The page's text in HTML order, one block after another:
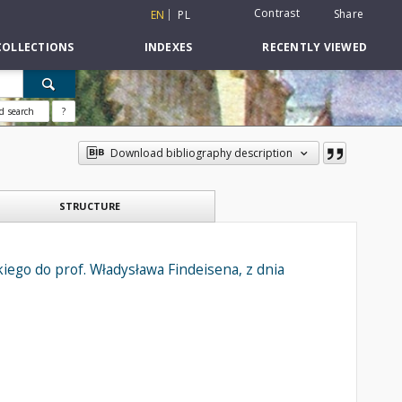
EN PL Contrast Share
INDEXES RECENTLY VIEWED
search ?
Download bibliography description
STRUCTURE
do prof. Władysława Findeisena, z dnia